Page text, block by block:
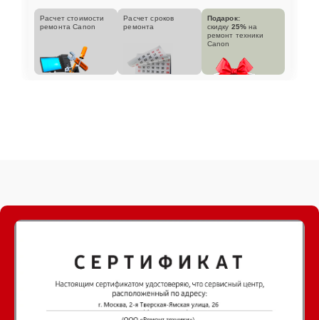
Расчет стоимости
ремонта Canon
Расчет сроков
ремонта
Подарок:
скидку 25% на
ремонт техники
Canon